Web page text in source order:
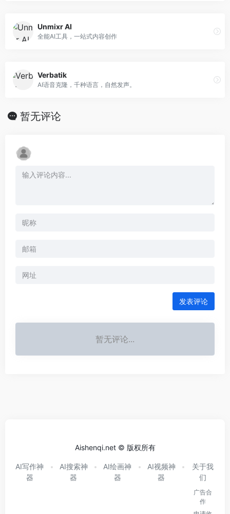
Unmixr AI
全能AI工具，一站式内容创作
Verbatik
AI语音克隆，千种语言，自然发声。
暂无评论
发表评论
暂无评论...
Aishenqi.net © 版权所有
AI写作神
器
AI搜索神
器
AI绘画神
器
AI视频神
器
关于我
们
广告合
作